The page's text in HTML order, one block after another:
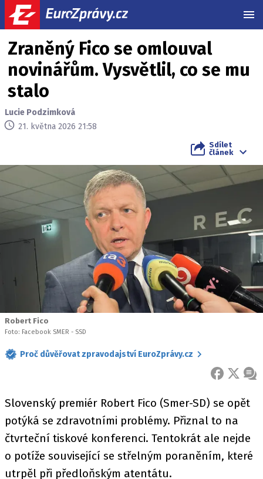
Zraněný Fico se omlouval
novinářům. Vysvětlil, co se mu
stalo
Lucie Podzimková
21. května 2026 21:58
Sdílet
článek
Robert Fico
Foto: Facebook SMER - SSD
Proč důvěřovat zpravodajství EuroZprávy.cz
FACEBOOK
X
Slovenský premiér Robert Fico (Smer-SD) se opět
potýká se zdravotními problémy. Přiznal to na
čtvrteční tiskové konferenci. Tentokrát ale nejde
o potíže související se střelným poraněním, které
utrpěl při předloňským atentátu.